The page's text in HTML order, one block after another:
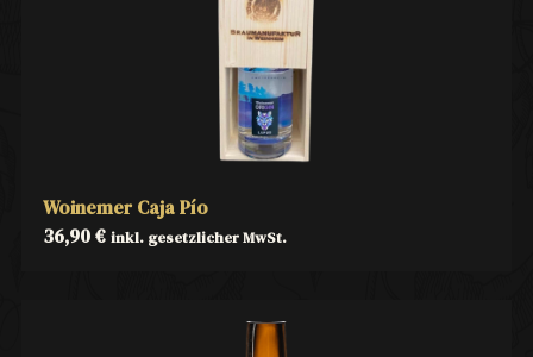
Woinemer Caja Pío
36,90€ inkl. gesetzlicher MwSt.